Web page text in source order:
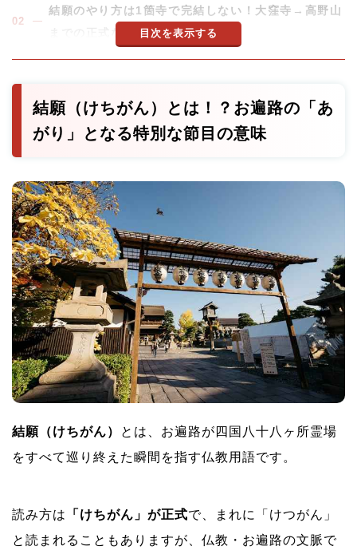
結願のやり方は1箇寺で完結しない！大窪寺→高野山
までの正式な流れ
ステップ1：88番大窪寺で結願の参拝
ステップ3：1番札所霊山寺へのお礼参りで完結
恩恵と意味
結願で得られる5つのご利益一覧
祈願成就だけじゃない「心の浄化」という最大のご
利益
結願で本当に願いが叶うのか？願掛けと祈願の力の
正体を徹底解説
結願で願いが叶うと言われる3つの根拠
叶いやすい願いと叶いにくい願いの違い
結願と満願の違いを正しく理解！お礼参りの意味と
必要性を解説
高野山お礼参りは結願に必要か？
結願証とは何か？88ヶ所を巡り終えた唯一無二の証
目次を表示する
結願（けちがん）とは！？お遍路の「あ
がり」となる特別な節目の意味
結願（けちがん）
とは、お遍路が四国八十八ヶ所霊場
をすべて巡り終えた瞬間を指す仏教用語です。
読み方は 「けちがん」が正式で、まれに「けつがん」
と読まれることもありますが、仏教・お遍路の文脈で